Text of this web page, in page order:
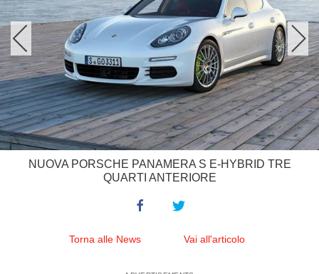
NUOVA PORSCHE PANAMERA S E-HYBRID TRE
QUARTI ANTERIORE
Torna alle News Vai all'articolo